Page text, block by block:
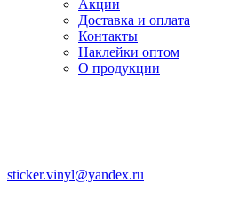
Акции
Доставка и оплата
Контакты
Наклейки оптом
О продукции
sticker.vinyl@yandex.ru